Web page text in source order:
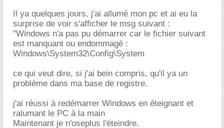
Il ya quelques jours, j'ai allumé mon pc et ai eu la
surprise de voir s'afficher le msg suivant :
"Windows n'a pas pu démarrer car le fichier suivant
est manquant ou endommagé :
Windows\System32\Config\System
ce qui veut dire, si j'ai bein compris, qu'il ya un
problème dans ma base de registre.
j'ai réussi à redémarrer Windows en éteignant et
ralumant le PC à la main
Maintenant je n'oseplus l'éteindre.